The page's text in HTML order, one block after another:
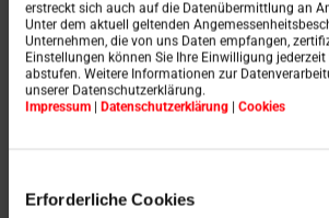
erstreckt sich auch auf die Datenübermittlung an
Unter dem aktuell geltenden
Unternehmen, die von uns Daten empfangen,
Einstellungen können Sie Ihre Einwilligung
abstufen. Weitere Informationen zur
unserer Datenschutzerklärung.
Impressum | Datenschutzerklärung | Cookies
Erforderliche Cookies
Czechówka, Polsko
Skutečný ráj pro
přírody
idylické vesničce Czechówka,
zasazen do klidného přírodního